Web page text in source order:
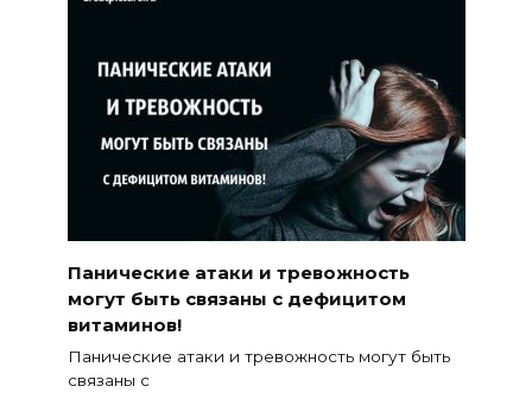
Панические атаки и тревожность
могут быть связаны с дефицитом
витаминов!
Панические атаки и тревожность могут быть
связаны с